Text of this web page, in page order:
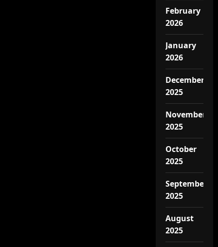
February
2026
January
2026
December
2025
November
2025
October
2025
September
2025
August
2025